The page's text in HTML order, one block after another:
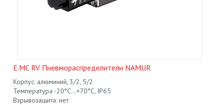
E.MC RV Пневмораспределители NAMUR
Корпус: алюминий, 3/2, 5/2
Температура -20°С...+70°С, IP65
Взрывозащита: нет